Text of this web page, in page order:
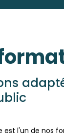
est l'un de nos